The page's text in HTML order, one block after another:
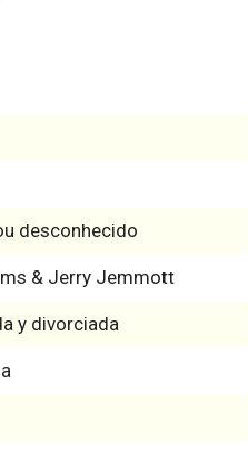
desconhecido
& Jerry Jemmott
y divorciada